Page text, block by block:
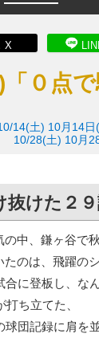
X
０点
14(土) 10月14
10/28(土) 10月
抜けた２９
の中、鎌ヶ谷で
たのは、飛躍の
に登板し、な
ち立てた、
団記録に肩を並